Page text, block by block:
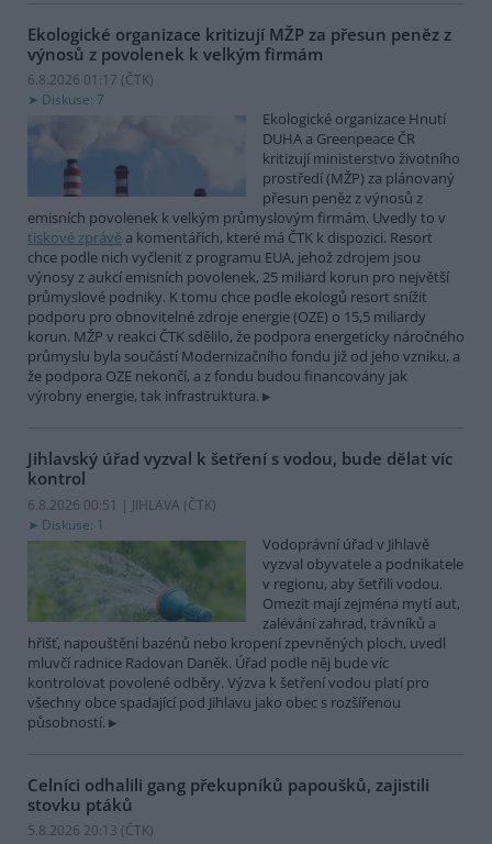
Ekologické organizace kritizují MŽP za přesun peněz z
výnosů z povolenek k velkým firmám
6.8.2026 01:17 (ČTK)
Diskuse: 7
Ekologické organizace Hnutí
DUHA a Greenpeace ČR
kritizují ministerstvo životního
prostředí (MŽP) za plánovaný
přesun peněz z výnosů z
emisních povolenek k velkým průmyslovým firmám. Uvedly to v
tiskové zprávě a komentářích, které má ČTK k dispozici. Resort
chce podle nich vyčlenit z programu EUA, jehož zdrojem jsou
výnosy z aukcí emisních povolenek, 25 miliard korun pro největší
průmyslové podniky. K tomu chce podle ekologů resort snížit
podporu pro obnovitelné zdroje energie (OZE) o 15,5 miliardy
korun. MŽP v reakci ČTK sdělilo, že podpora energeticky náročného
průmyslu byla součástí Modernizačního fondu již od jeho vzniku, a
že podpora OZE nekončí, a z fondu budou financovány jak
výrobny energie, tak infrastruktura.
Jihlavský úřad vyzval k šetření s vodou, bude dělat víc
kontrol
6.8.2026 00:51 | JIHLAVA (ČTK)
Diskuse: 1
Vodoprávní úřad v Jihlavě
vyzval obyvatele a podnikatele
v regionu, aby šetřili vodou.
Omezit mají zejména mytí aut,
zalévání zahrad, trávníků a
hřišť, napouštění bazénů nebo kropení zpevněných ploch, uvedl
mluvčí radnice Radovan Daněk. Úřad podle něj bude víc
kontrolovat povolené odběry. Výzva k šetření vodou platí pro
všechny obce spadající pod Jihlavu jako obec s rozšířenou
působností.
Celníci odhalili gang překupníků papoušků, zajistili
stovku ptáků
5.8.2026 20:13 (ČTK)